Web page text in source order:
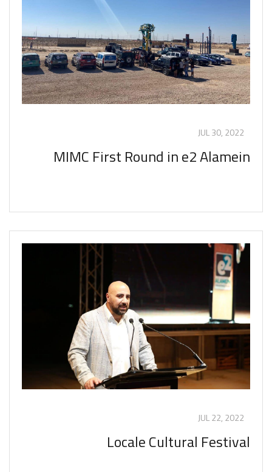
JUL 30, 2022
MIMC First Round in e2 Alamein
JUL 22, 2022
Locale Cultural Festival